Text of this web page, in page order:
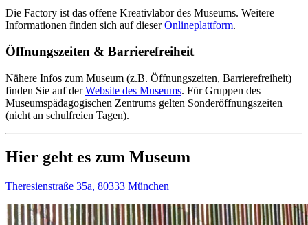
Die Factory ist das offene Kreativlabor des Museums. Weitere
Informationen finden sich auf dieserOnlineplattform.
Öffnungszeiten & Barrierefreiheit
Nähere Infos zum Museum (z.B. Öffnungszeiten, Barrierefreiheit)
finden Sie auf derWebsite des Museums. Für Gruppen des
Museumspädagogischen Zentrums gelten Sonderöffnungszeiten
(nicht an schulfreien Tagen).
Hier geht es zum Museum
Theresienstraße 35a, 80333 München